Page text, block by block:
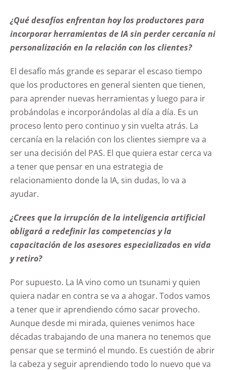
¿Qué desafíos enfrentan hoy los productores para
incorporar herramientas de IA sin perder cercanía ni
personalización en la relación con los clientes?
El desafío más grande es separar el escaso tiempo
que los productores en general sienten que tienen,
para aprender nuevas herramientas y luego para ir
probándolas e incorporándolas al día a día. Es un
proceso lento pero continuo y sin vuelta atrás. La
cercanía en la relación con los clientes siempre va a
ser una decisión del PAS. El que quiera estar cerca va
a tener que pensar en una estrategia de
relacionamiento donde la IA, sin dudas, lo va a
ayudar.
¿Crees que la irrupción de la inteligencia artificial
obligará a redefinir las competencias y la
capacitación de los asesores especializados en vida
y retiro?
Por supuesto. La IA vino como un tsunami y quien
quiera nadar en contra se va a ahogar. Todos vamos
a tener que ir aprendiendo cómo sacar provecho.
Aunque desde mi mirada, quienes venimos hace
décadas trabajando de una manera no tenemos que
pensar que se terminó el mundo. Es cuestión de abrir
la cabeza y seguir aprendiendo todo lo nuevo que va